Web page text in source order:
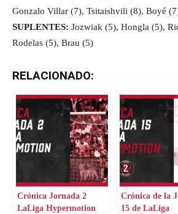
Gonzalo Villar (7), Tsitaishvili (8), Boyé
SUPLENTES: Jozwiak (5), Hongla (5),
Rodelas (5), Brau (5)
RELACIONADO:
Crónica Jornada 2
LaLiga Hypermotion
Crónica de la
15 de LaLiga